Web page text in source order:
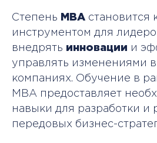
Степень МВА становится
инструментом для
внедрять инновации и
управлять изменениями
компаниях. Обучение в
МВА предоставляет
навыки для разработки и
передовых бизнес-
Отзывы
выбирают
© City Business School 2026
Политика обработки персональных
Обучение
сотрудников